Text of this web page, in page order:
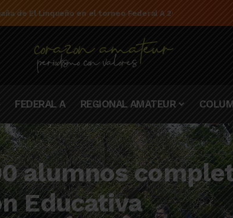
de El Linqueño en el torneo Federal A 2025/2026
FEDERAL A REGIONAL AMATEUR
alumnos
Educativa